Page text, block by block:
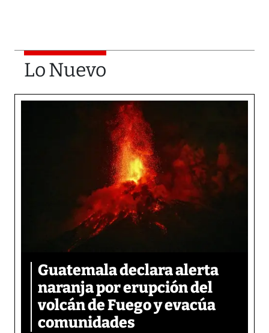
Lo Nuevo
Guatemala declara alerta
naranja por erupción del
volcán de Fuego y evacúa
comunidades